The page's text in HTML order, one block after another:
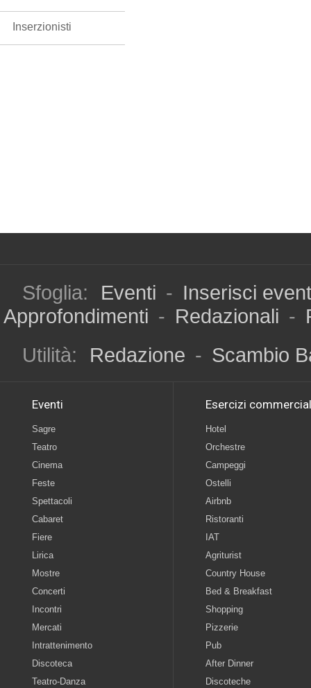
Inserzionisti
Sfoglia: Eventi - Inserisci
Approfondimenti - Redazionali -
Utilità:
Redazione - Scambio
Eventi
Sagre
Teatro
Cinema
Feste
Spettacoli
Cabaret
Fiere
Lirica
Mostre
Concerti
Incontri
Mercati
Intrattenimento
Discoteca
Teatro-Danza
Esercizi
Hotel
Orchestre
Campeggi
Ostelli
Airbnb
Ristoranti
IAT
Agriturist
Country House
Bed & Breakfast
Shopping
Pizzerie
Pub
After Dinner
Discoteche